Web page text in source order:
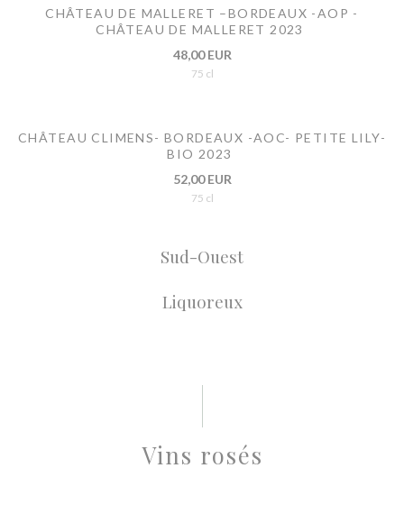
CHÂTEAU DE MALLERET –BORDEAUX -AOP -
CHÂTEAU DE MALLERET 2023
48,00 EUR
75 cl
CHÂTEAU CLIMENS- BORDEAUX -AOC- PETITE LILY-
BIO 2023
52,00 EUR
75 cl
Sud-Ouest
Liquoreux
Vins rosés